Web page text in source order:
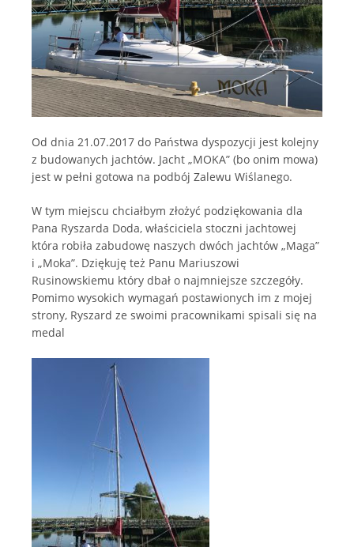
Od dnia 21.07.2017 do Państwa dyspozycji jest kolejny
z budowanych jachtów. Jacht „MOKA” (bo onim mowa)
jest w pełni gotowa na podbój Zalewu Wiślanego.
W tym miejscu chciałbym złożyć podziękowania dla
Pana Ryszarda Doda, właściciela stoczni jachtowej
która robiła zabudowę naszych dwóch jachtów „Maga”
i „Moka”. Dziękuję też Panu Mariuszowi
Rusinowskiemu który dbał o najmniejsze szczegóły.
Pomimo wysokich wymagań postawionych im z mojej
strony, Ryszard ze swoimi pracownikami spisali się na
medal